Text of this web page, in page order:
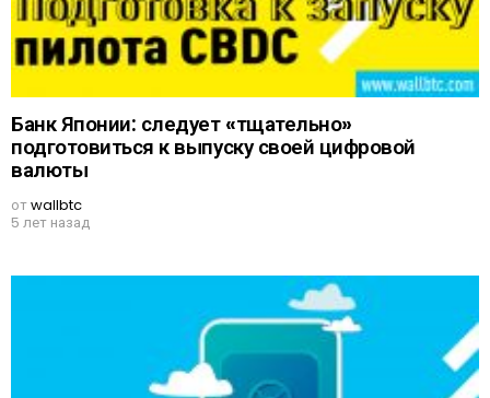
Банк Японии: следует «тщательно»
подготовиться к выпуску своей цифровой
валюты
отwallbtc
5 лет назад